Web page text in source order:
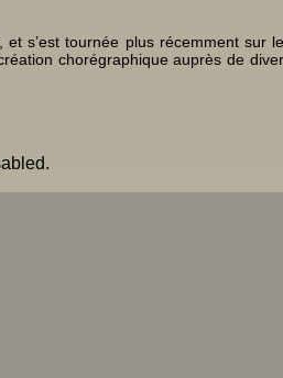
s’est tournée plus récemment sur
chorégraphique auprès de
.